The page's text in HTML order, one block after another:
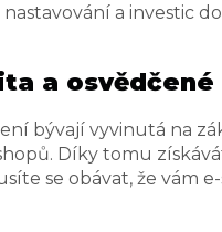
a investic
a osvědčené
bývají vyvinutá na
Díky tomu
se obávat, že vám